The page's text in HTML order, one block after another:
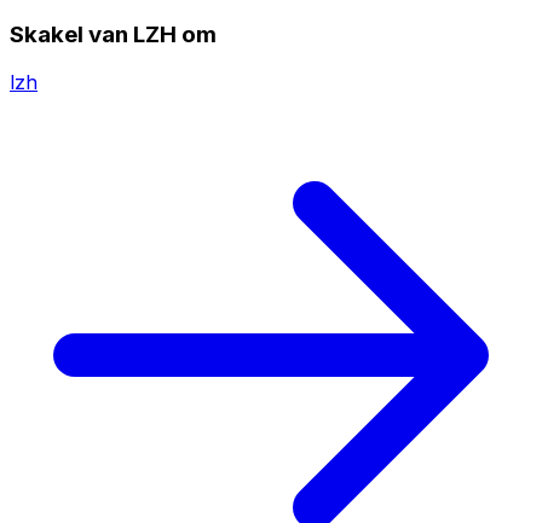
Skakel van LZH om
lzh